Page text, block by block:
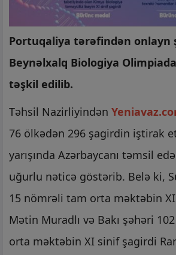
Portuqaliya tərəfindən onlayn
Beynəlxalq Biologiya
təşkil edilib.
Təhsil Nazirliyindən
76 ölkədən 296 şagirdin iştirak
yarışında Azərbaycanı təmsil
uğurlu nəticə göstərib. Belə ki,
15 nömrəli tam orta məktəbin
Mətin Muradlı və Bakı şəhəri
orta məktəbin XI sinif şagirdi